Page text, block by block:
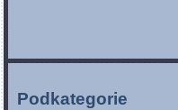
Podkategorie